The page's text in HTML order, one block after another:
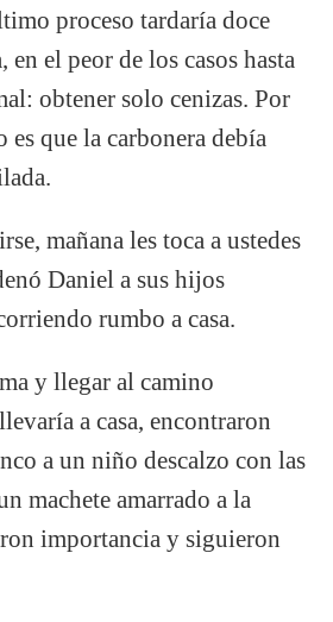
proceso tardaría doce
el peor de los casos hasta
obtener solo cenizas. Por
que la carbonera debía
mañana les toca a ustedes
Daniel a sus hijos
rumbo a casa.
y llegar al camino
a casa, encontraron
a un niño descalzo con las
machete amarrado a la
importancia y siguieron